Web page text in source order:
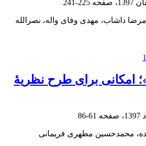
225-241
داشاب، مهدی وفای واله، نصرالله
امکانی برای طرح نظریۀ
61-86
محمدحسین مطهری فریمانی